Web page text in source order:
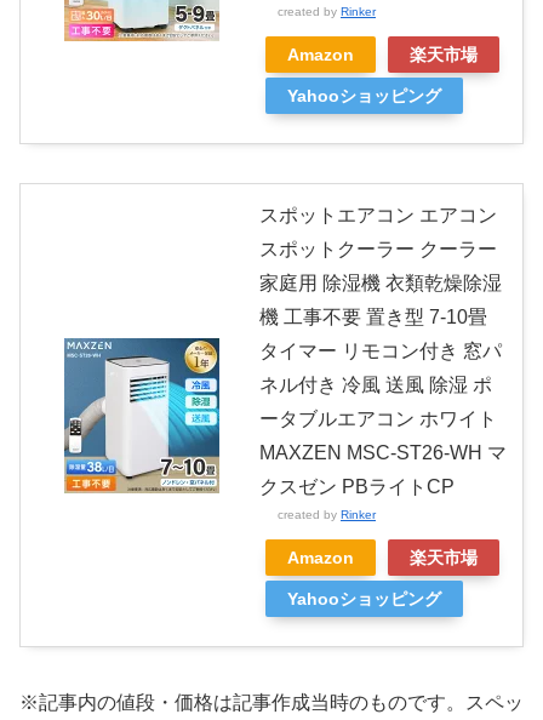
created by Rinker
Amazon 楽天市場
Yahooショッピング
スポットエアコン エアコン
スポットクーラー クーラー
家庭用 除湿機 衣類乾燥除湿
機 工事不要 置き型 7-10畳
タイマー リモコン付き 窓パ
ネル付き 冷風 送風 除湿 ポ
ータブルエアコン ホワイト
MAXZEN MSC-ST26-WH マ
クスゼン PBライトCP
created by Rinker
Amazon 楽天市場
Yahooショッピング
※記事内の値段・価格は記事作成当時のものです。
スペッ